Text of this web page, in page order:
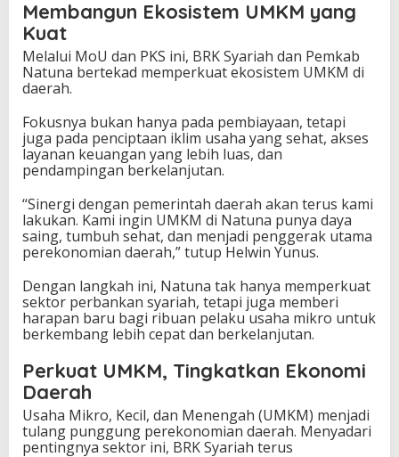
Membangun Ekosistem UMKM yang
Kuat
Melalui MoU dan PKS ini, BRK Syariah dan Pemkab
Natuna bertekad memperkuat ekosistem UMKM di
daerah.
Fokusnya bukan hanya pada pembiayaan, tetapi
juga pada penciptaan iklim usaha yang sehat, akses
layanan keuangan yang lebih luas, dan
pendampingan berkelanjutan.
“Sinergi dengan pemerintah daerah akan terus kami
lakukan. Kami ingin UMKM di Natuna punya daya
saing, tumbuh sehat, dan menjadi penggerak utama
perekonomian daerah,” tutup Helwin Yunus.
Dengan langkah ini, Natuna tak hanya memperkuat
sektor perbankan syariah, tetapi juga memberi
harapan baru bagi ribuan pelaku usaha mikro untuk
berkembang lebih cepat dan berkelanjutan.
Perkuat UMKM, Tingkatkan Ekonomi
Daerah
Usaha Mikro, Kecil, dan Menengah (UMKM) menjadi
tulang punggung perekonomian daerah. Menyadari
pentingnya sektor ini, BRK Syariah terus